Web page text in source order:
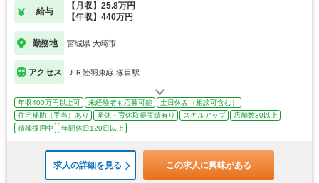
給与
【月収】25.8万円
【年収】440万円
勤務地 宮城県 大崎市
アクセス ＪＲ陸羽東線 塚目駅
年収400万円以上可 未経験者も応募可能
土日休み（相談可含む）
住宅補助（手当）あり
産休・育休取得実績有り スキルアップ
店舗数30以上
積極採用中
年間休日120日以上
求人の詳細を見る この求人に興味がある